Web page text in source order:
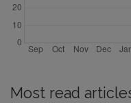
Most read